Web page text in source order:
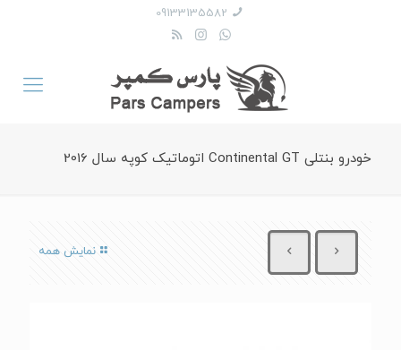
09133135582
خودرو بنتلی Continental GT اتوماتیک کوپه سال 2016
نمایش همه